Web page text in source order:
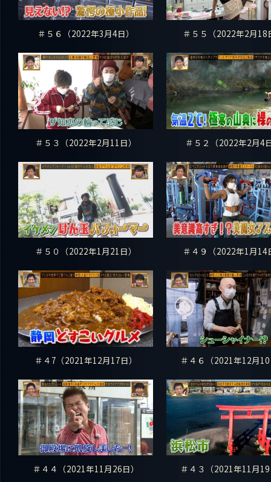
＃５６（2022年3月4日） ＃５５（2022年2月18
＃５３（2022年2月11日） ＃５２（2022年2月4
＃５０（2022年1月21日） ＃４９（2022年1月14
＃４7（2021年12月17日） ＃４６（2021年12月
＃４４（2021年11月26日） ＃４３（2021年11月